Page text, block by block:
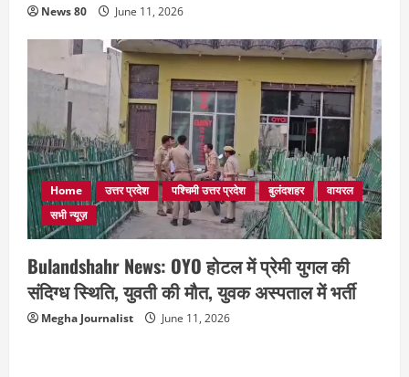
News 80 June 11, 2026
Home उत्तर प्रदेश पश्चिमी उत्तर प्रदेश बुलंदशहर
वायरल
सभी न्यूज़
Bulandshahr News: OYO होटल में प्रेमी युगल की
संदिग्ध स्थिति, युवती की मौत, युवक अस्पताल में भर्ती
Megha Journalist June 11, 2026